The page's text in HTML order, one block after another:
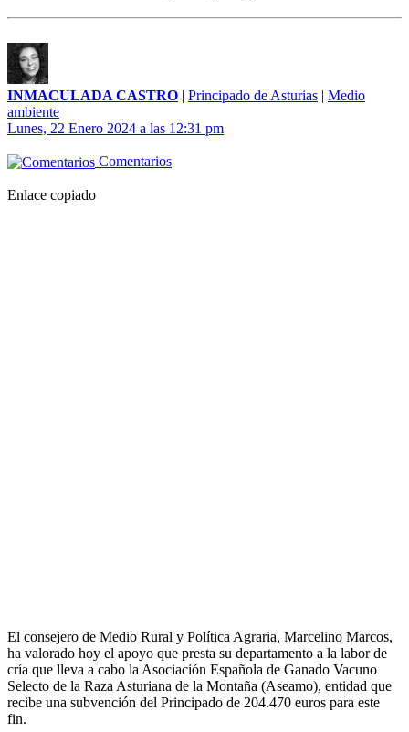
INMACULADA CASTRO | Principado de Asturias | Medio
ambiente
Lunes, 22 Enero 2024 a las 12:31 pm
Comentarios
Enlace copiado
El consejero de Medio Rural y Política Agraria, Marcelino Marcos,
ha valorado hoy el apoyo que presta su departamento a la labor de
cría que lleva a cabo la Asociación Española de Ganado Vacuno
Selecto de la Raza Asturiana de la Montaña (Aseamo), entidad que
recibe una subvención del Principado de 204.470 euros para este
fin.